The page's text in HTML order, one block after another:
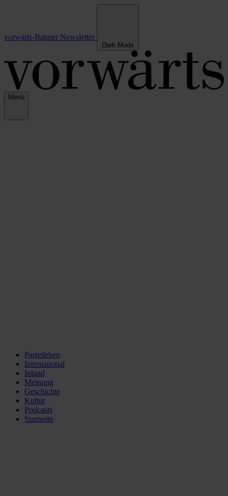
vorwärts-Banner Newsletter
Dark Mode
Menü
Parteileben
International
Inland
Meinung
Geschichte
Kultur
Podcasts
Startseite